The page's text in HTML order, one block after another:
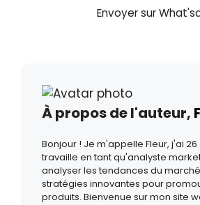
Envoyer sur
À propos de l'auteur,
Bonjour ! Je m'appelle Fleur, j'ai 26
travaille en tant qu'analyste
analyser les tendances du
stratégies innovantes pour
produits. Bienvenue sur mon site